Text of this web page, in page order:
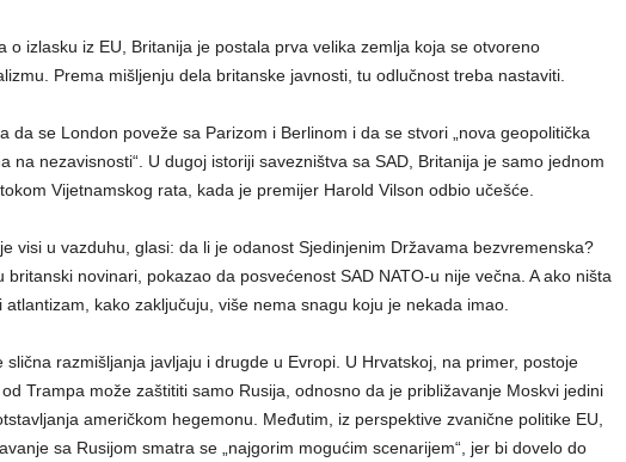
o izlasku iz EU, Britanija je postala prva velika zemlja koja se otvoreno
Prema mišljenju dela britanske javnosti, tu odlučnost treba nastaviti.
da se London poveže sa Parizom i Berlinom i da se stvori „nova geopolitička
na nezavisnosti“. U dugoj istoriji savezništva sa SAD, Britanija je samo jednom
Vijetnamskog rata, kada je premijer Harold Vilson odbio učešće.
visi u vazduhu, glasi: da li je odanost Sjedinjenim Državama bezvremenska?
britanski novinari, pokazao da posvećenost SAD NATO-u nije večna. A ako ništa
atlantizam, kako zaključuju, više nema snagu koju je nekada imao.
slična razmišljanja javljaju i drugde u Evropi. U Hrvatskoj, na primer, postoje
Trampa može zaštititi samo Rusija, odnosno da je približavanje Moskvi jedini
američkom hegemonu. Međutim, iz perspektive zvanične politike EU,
sa Rusijom smatra se „najgorim mogućim scenarijem“, jer bi dovelo do